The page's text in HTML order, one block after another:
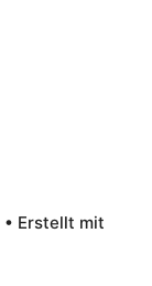
• Erstellt mit